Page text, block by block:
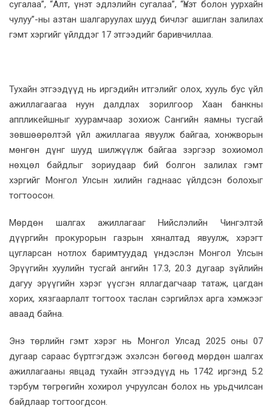
сугалаа”, “Алт, үнэт эдлэлийн сугалаа”, “Үнэт болон уурхайн
чулуу”-ны азтан шалгаруулах шууд бичлэг ашиглан залилах
гэмт хэргийг үйлддэг 17 этгээдийг баривчиллаа.
Тухайн этгээдүүд нь иргэдийн итгэлийг олох, хууль бус үйл
ажиллагаагаа нуун далдлах зорилгоор Хаан банкны
аппликейшныг хуурамчаар зохиож Сангийн яамны тусгай
зөвшөөрөлтэй үйл ажиллагаа явуулж байгаа, хонжворын
мөнгөн дүнг шууд шилжүүлж байгаа зэргээр зохиомол
нөхцөл байдлыг зориудаар бий болгон залилах гэмт
хэргийг Монгол Улсын хилийн гаднаас үйлдсэн болохыг
тогтоосон.
Мөрдөн шалгах ажиллагааг Нийслэлийн Чингэлтэй
дүүргийн прокурорын газрын хяналтад явуулж, хэрэгт
цугларсан нотлох баримтуудад үндэслэн Монгол Улсын
Эрүүгийн хуулийн тусгай ангийн 17.3, 20.3 дугаар зүйлийн
дагуу эрүүгийн хэрэг үүсгэн яллагдагчаар татаж, цагдан
хорих, хязгаарлалт тогтоох таслан сэргийлэх арга хэмжээг
аваад байна.
Энэ төрлийн гэмт хэрэг нь Монгол Улсад 2025 оны 07
дугаар сараас бүртгэгдэж эхэлсэн бөгөөд мөрдөн шалгах
ажиллагааны явцад тухайн этгээдүүд нь 1742 иргэнд 5.2
тэрбум төгрөгийн хохирол учруулсан болох нь урьдчилсан
байдлаар тогтоогдсон.